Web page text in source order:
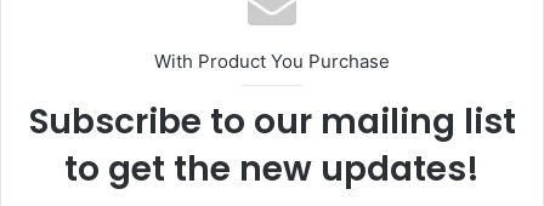
With Product You Purchase
Subscribe to our mailing list
to get the new updates!